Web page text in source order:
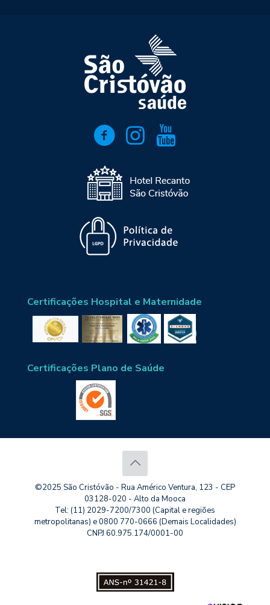
Certificações Hospital e Maternidade
Certificações Plano de Saúde
©2025 São Cristóvão - Rua Américo Ventura, 123 - CEP
03128-020 - Alto da Mooca
Tel: (11) 2029-7200/7300 (Capital e regiões
metropolitanas) e 0800 770-0666 (Demais Localidades)
CNPJ 60.975.174/0001-00